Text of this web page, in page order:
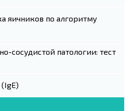
яичников по алгоритму
сосудистой патологии: тест